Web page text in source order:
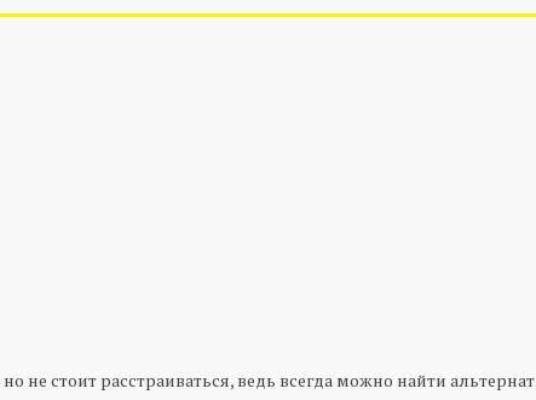
не стоит расстраиваться, ведь всегда можно найти